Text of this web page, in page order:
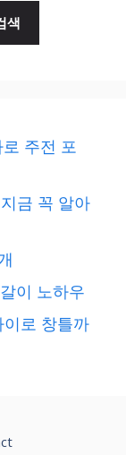
색
주전 포
금 꼭 알아
이 노하우
로 창틀까